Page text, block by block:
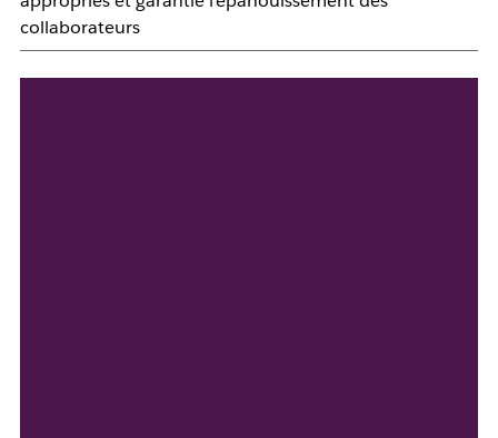
collaborateurs